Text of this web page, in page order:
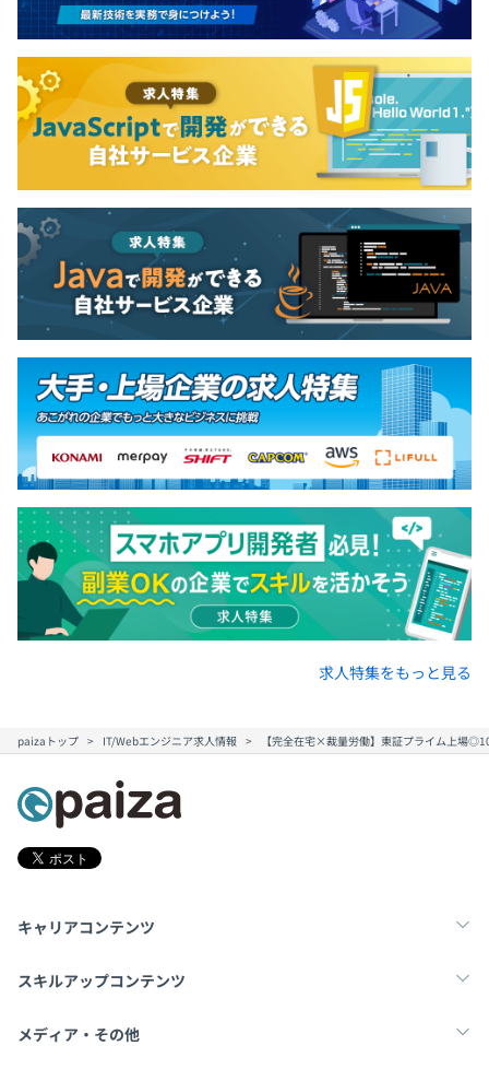
求人特集をもっと見る
paizaトップ IT/Webエンジニア求人情報 【完全在宅×裁量労働】東証プライム上場
キャリアコンテンツ
転職・キャリア
スキルアップコンテンツ
学習
メディア・その他